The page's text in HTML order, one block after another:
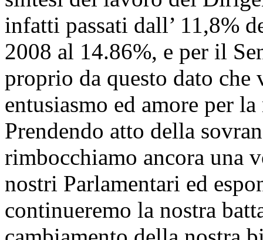
infatti passati dall’ 11,8%
2008 al 14.86%, e per il
proprio da questo dato
entusiasmo ed amore per
Prendendo atto della
rimbocchiamo ancora una
nostri Parlamentari ed
continueremo la nostra